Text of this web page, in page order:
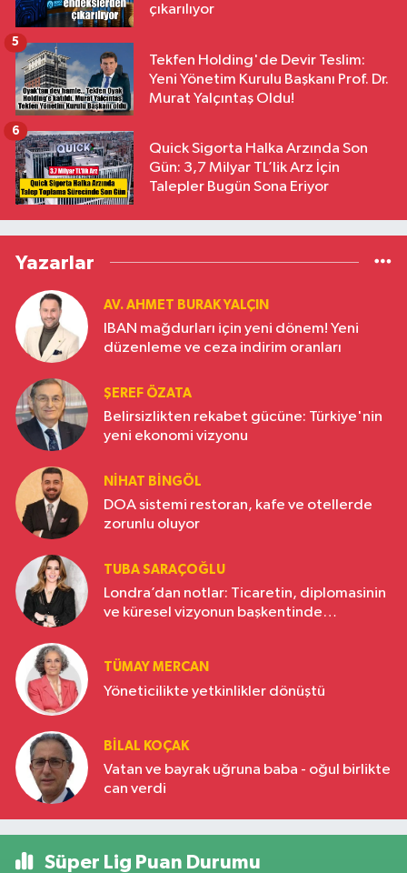
çıkarılıyor
Tekfen Holding'de Devir Teslim:
Yeni Yönetim Kurulu Başkanı Prof. Dr.
Murat Yalçıntaş Oldu!
5
Quick Sigorta Halka Arzında Son
Gün: 3,7 Milyar TL’lik Arz İçin
Talepler Bugün Sona Eriyor
6
Yazarlar
AV. AHMET BURAK YALÇIN
IBAN mağdurları için yeni dönem! Yeni
düzenleme ve ceza indirim oranları
ŞEREF ÖZATA
Belirsizlikten rekabet gücüne: Türkiye'nin
yeni ekonomi vizyonu
NIHAT BINGÖL
DOA sistemi restoran, kafe ve otellerde
zorunlu oluyor
TUBA SARAÇOĞLU
Londra’dan notlar: Ticaretin, diplomasinin
ve küresel vizyonun başkentinde
TÜMAY MERCAN
Yöneticilikte yetkinlikler dönüştü
BILAL KOÇAK
Vatan ve bayrak uğruna baba - oğul birlikte
can verdi
Süper Lig Puan Durumu